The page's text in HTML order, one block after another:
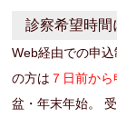
診察希望時間
Web経由での申
の方は ７ 日前から
盆・年末年始。